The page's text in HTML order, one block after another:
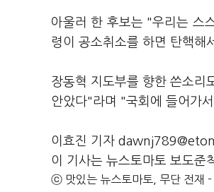
아울러 한 후보는 "우리는 스
령이 공소취소를 하면 탄핵해
장동혁 지도부를 향한 쓴소리
안았다"라며 "국회에 들어가
이효진 기자
이 기사는 뉴스토마토 보도준
ⓒ 맛있는 뉴스토마토, 무단 전재 -